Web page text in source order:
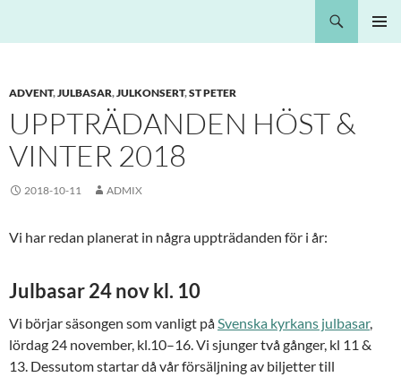
ADVENT,JULBASAR,JULKONSERT,ST PETER
UPPTRÄDANDEN HÖST &
VINTER 2018
2018-10-11 ADMIX
Vi har redan planerat in några uppträdanden för i år:
Julbasar 24 nov kl. 10
Vi börjar säsongen som vanligt påSvenska kyrkans julbasar,
lördag 24 november, kl.10–16. Vi sjunger två gånger, kl 11 &
13. Dessutom startar då vår försäljning av biljetter till